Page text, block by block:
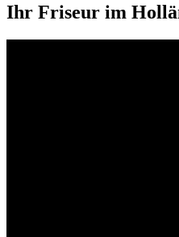
Ihr Friseur im